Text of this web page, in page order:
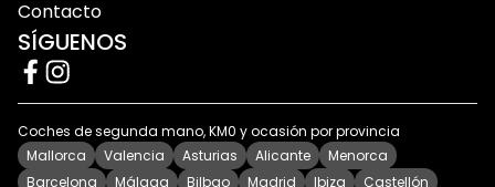
durante todo el proceso de compra para ayudarte a
elegir el vehículo que mejor encaja contigo.
Descubre nuestro stock de coches de
ocasión y KM0 en Asturias
Contacto
SÍGUENOS
Coches de segunda mano, KM0 y ocasión por provincia
Mallorca
Valencia Asturias Alicante
Menorca
Barcelona
Málaga Bilbao Madrid Ibiza Castellón